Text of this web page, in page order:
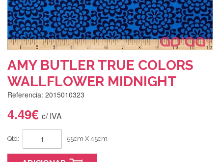
AMY BUTLER TRUE COLORS
WALLFLOWER MIDNIGHT
Referencia: 2015010323
4.49€ c/ IVA
Qtd: 55cm X 45cm